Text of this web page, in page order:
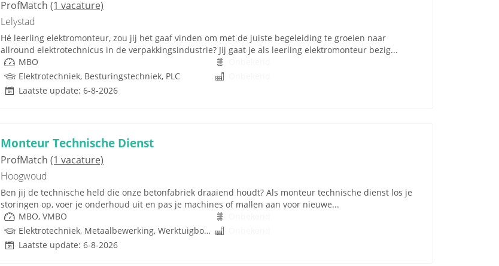
ProfMatch (1 vacature)
Lelystad
Hé leerling elektromonteur, zou jij het gaaf vinden om met de juiste begeleiding te groeien naar
allround elektrotechnicus in de verpakkingsindustrie? Jij gaat je als leerling elektromonteur bezig...
MBO
Elektrotechniek, Besturingstechniek, PLC
Laatste update: 6-8-2026
Monteur Technische Dienst
ProfMatch (1 vacature)
Hoogwoud
Ben jij de technische held die onze betonfabriek draaiend houdt? Als monteur technische dienst los je
storingen op, voer je onderhoud uit en pas je machines of mallen aan voor nieuwe...
MBO, VMBO
Elektrotechniek, Metaalbewerking, Werktuigbouwkunde, Metaal, PLC, Techniek, W-Installaties, VMBO
Laatste update: 6-8-2026